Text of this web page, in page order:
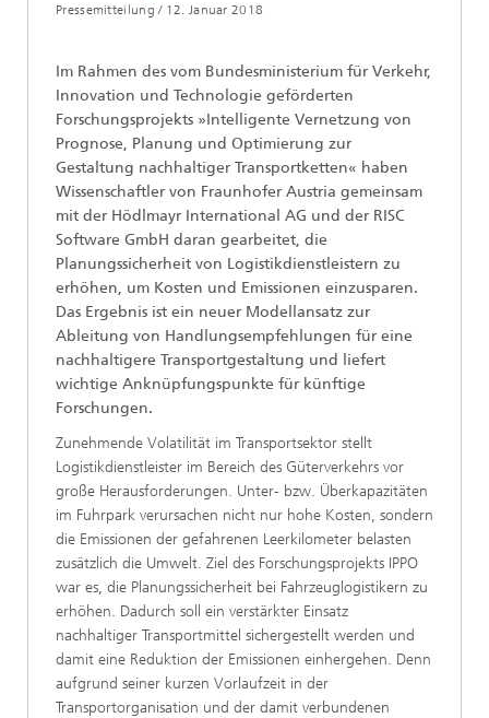
Pressemitteilung / 12. Januar 2018
Im Rahmen des vom Bundesministerium für Verkehr,
Innovation und Technologie geförderten
Forschungsprojekts »Intelligente Vernetzung von
Prognose, Planung und Optimierung zur
Gestaltung nachhaltiger Transportketten« haben
Wissenschaftler von Fraunhofer Austria gemeinsam
mit der Hödlmayr International AG und der RISC
Software GmbH daran gearbeitet, die
Planungssicherheit von Logistikdienstleistern zu
erhöhen, um Kosten und Emissionen einzusparen.
Das Ergebnis ist ein neuer Modellansatz zur
Ableitung von Handlungsempfehlungen für eine
nachhaltigere Transportgestaltung und liefert
wichtige Anknüpfungspunkte für künftige
Forschungen.
Zunehmende Volatilität im Transportsektor stellt
Logistikdienstleister im Bereich des Güterverkehrs vor
große Herausforderungen. Unter- bzw. Überkapazitäten
im Fuhrpark verursachen nicht nur hohe Kosten, sondern
die Emissionen der gefahrenen Leerkilometer belasten
zusätzlich die Umwelt. Ziel des Forschungsprojekts IPPO
war es, die Planungssicherheit bei Fahrzeuglogistikern zu
erhöhen. Dadurch soll ein verstärkter Einsatz
nachhaltiger Transportmittel sichergestellt werden und
damit eine Reduktion der Emissionen einhergehen. Denn
aufgrund seiner kurzen Vorlaufzeit in der
Transportorganisation und der damit verbundenen